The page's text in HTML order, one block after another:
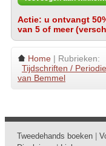
Actie: u ontvangt
van 5 of meer
Home | Rubrieken:
Tijdschriften /
van Bemmel
Tweedehands boeken